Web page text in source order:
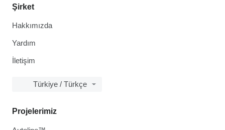
Şirket
Hakkımızda
Yardım
İletişim
Türkiye / Türkçe
Projelerimiz